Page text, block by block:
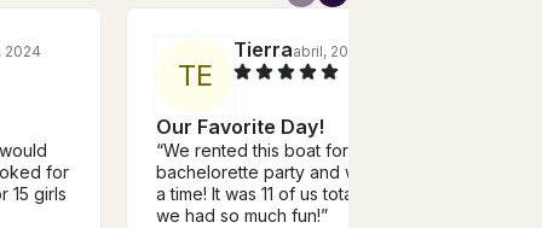
2024
for
15 girls
TE
Tierraabril, 2024
Our Favorite Day!
“We rented this boat for my
bachelorette party and we had
a time! It was 11 of us total and
we had so much fun!”